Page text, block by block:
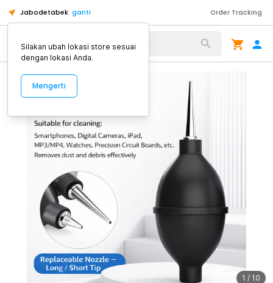
Jabodetabek ganti Order Tracking
Alat Kopi
1 / 10
Silakan ubah lokasi store sesuai
dengan lokasi Anda.
Mengerti